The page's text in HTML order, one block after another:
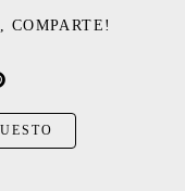
COMPARTE!